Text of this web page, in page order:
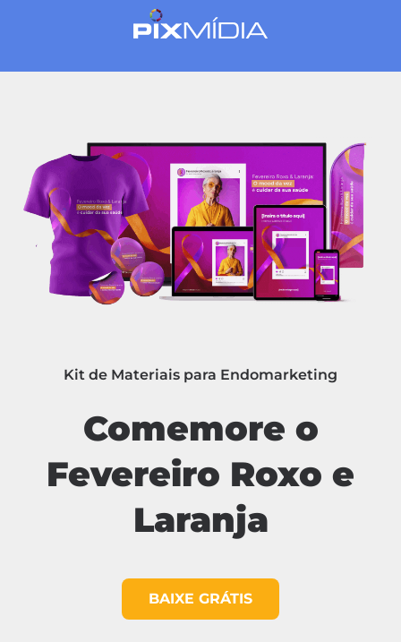
Kit de Materiais para Endomarketing
Comemore o
Fevereiro Roxo e
Laranja
BAIXE GRÁTIS